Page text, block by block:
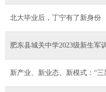
北大毕业后，丁宁有了新身份
肥东县城关中学2023级新生军
新产业、新业态、新模式：“